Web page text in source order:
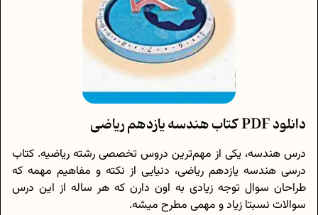
دانلود PDF کتاب هندسه یازدهم ریاضی
درس هندسه، یکی از مهم‌ترین دروس تخصصی رشته ریاضیه. کتاب
درسی هندسه یازدهم ریاضی، دنیایی از نکته و مفاهیم مهمه که
طراحان سوال توجه زیادی به اون دارن که هر ساله از این درس
سوالات نسبتا زیاد و مهمی مطرح میشه.